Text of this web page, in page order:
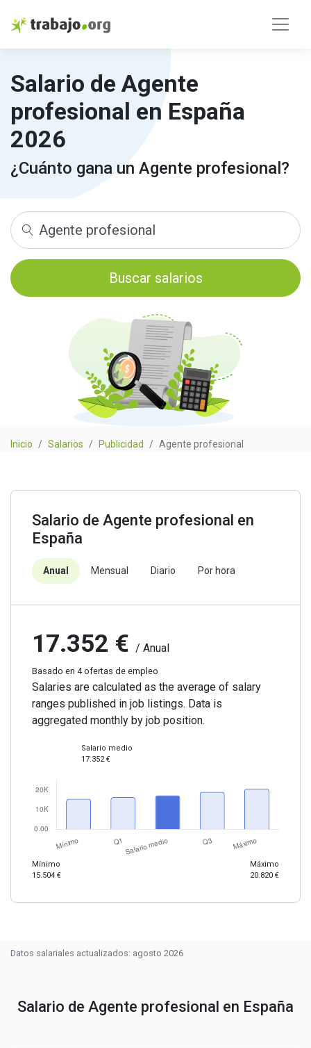
Salario de Agente
profesional en España
2026
¿Cuánto gana un Agente profesional?
Buscar salarios
Inicio Salarios Publicidad Agente profesional
Salario de Agente profesional en
España
Anual Mensual Diario Por hora
17.352 € / Anual
Basado en 4 ofertas de empleo
Salaries are calculated as the average of salary
ranges published in job listings. Data is
aggregated monthly by job position.
Mínimo
15.504 €
Salario medio
17.352 €
Máximo
20.820 €
Datos salariales actualizados: agosto 2026
Salario de Agente profesional en España